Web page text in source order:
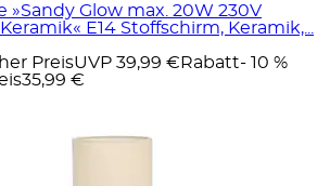
»Sandy Glow max. 20W 230V
E14 Stoffschirm, Keramik,...
PreisUVP 39,99 € Rabatt- 10 %
35,99 €